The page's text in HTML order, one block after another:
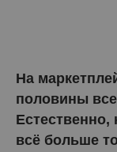
На
половины
Естественно,
всё больше